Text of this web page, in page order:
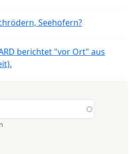
Seehofern?
berichtet "vor Ort" aus